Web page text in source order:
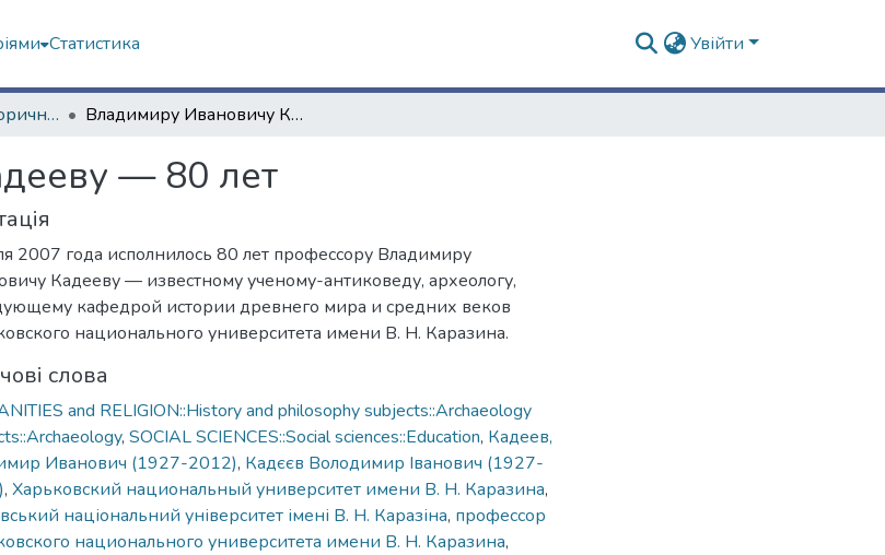
Статистика Увійти
Наукові роботи. Історичний факультет Владимиру Ивановичу Кадееву — 80 лет
— 80 лет
2007 года исполнилось 80 лет профессору Владимиру
Кадееву — известному ученому-антиковеду, археологу,
кафедрой истории древнего мира и средних веков
национального университета имени В. Н. Каразина.
слова
and RELIGION::History and philosophy subjects::Archaeology
, SOCIAL SCIENCES::Social sciences::Education, Кадеев,
Иванович (1927-2012), Кадєєв Володимир Іванович (1927-
, Харьковский национальный университет имени В. Н. Каразина,
національний університет імені В. Н. Каразіна, профессор
национального университета имени В. Н. Каразина,